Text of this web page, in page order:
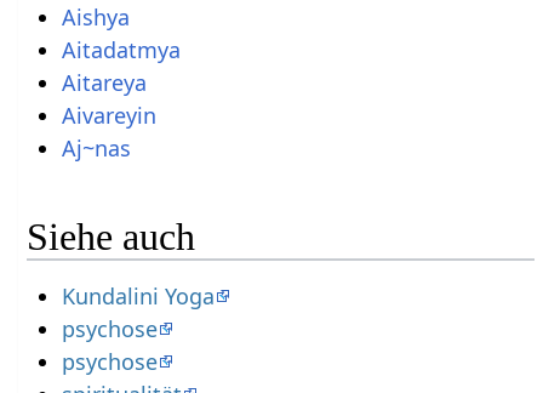
Aishya
Aitadatmya
Aitareya
Aivareyin
Aj~nas
Siehe auch
Kundalini Yoga
psychose
psychose